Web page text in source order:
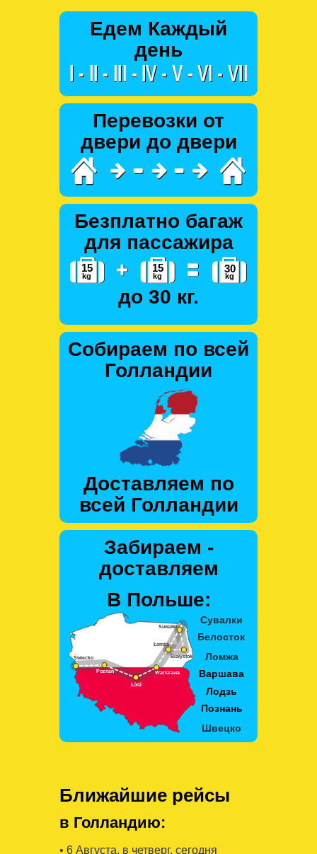
Едем Каждый
день
Перевозки от
двери до двери
Безплатно багаж
для пассажира
до 30 кг.
Собираем по всей
Голландии
Доставляем по
всей Голландии
Забираем -
доставляем
В Польше:
Ближайшие рейсы
в Голландию:
• 6 Августa, в четверг, сегодня